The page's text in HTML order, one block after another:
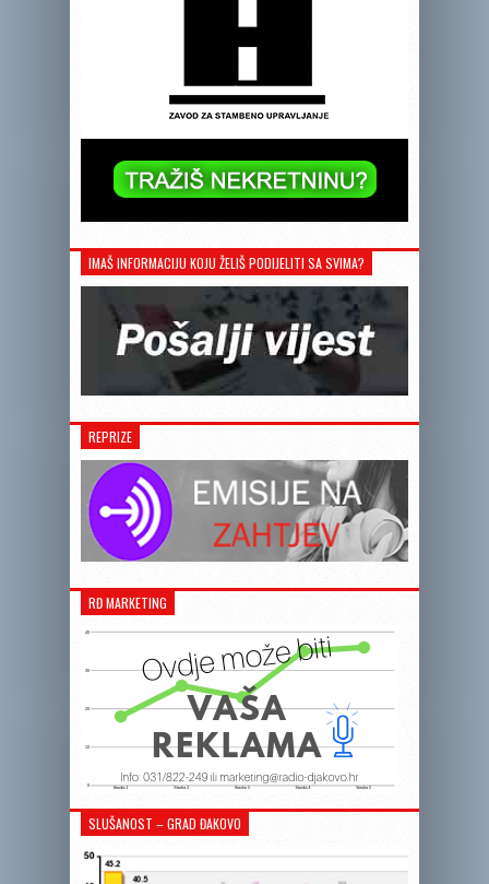
IMAŠ INFORMACIJU KOJU ŽELIŠ PODIJELITI SA SVIMA?
REPRIZE
RĐ MARKETING
SLUŠANOST – GRAD ĐAKOVO